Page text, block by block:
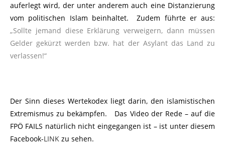
auferlegt wird, der unter anderem auch eine Distanzierung
vom politischen Islam beinhaltet. Zudem führte er aus:
„Sollte jemand diese Erklärung verweigern, dann müssen
Gelder gekürzt werden bzw. hat der Asylant das Land zu
verlassen!“
Der Sinn dieses Wertekodex liegt darin, den islamistischen
Extremismus zu bekämpfen. Das Video der Rede – auf die
FPÖ FAILS natürlich nicht eingegangen ist – ist unter diesem
Facebook-LINK zu sehen.